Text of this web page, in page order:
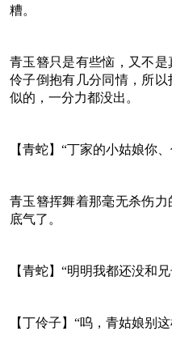
糟。
青玉簪只是有些恼，又不
伶子倒抱有几分同情，所
似的，一分力都没出。
【青蛇】“丁家的小姑娘
青玉簪挥舞着那毫无杀伤
底气了。
【青蛇】“明明我都还没
【丁伶子】“呜，青姑娘别